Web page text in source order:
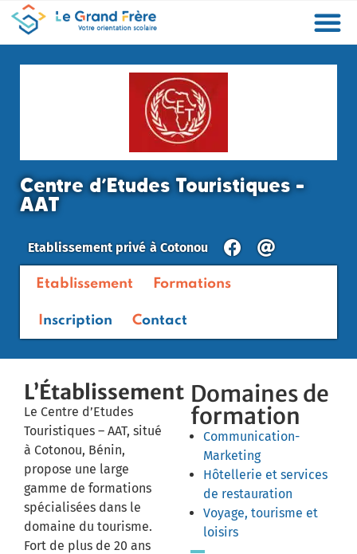
Centre d’Etudes Touristiques –
AAT
Etablissement privé àCotonou
Etablissement Formations
Inscription Contact
L’Établissement
Le Centre d’Etudes
Touristiques – AAT, situé
à Cotonou, Bénin,
propose une large
gamme de formations
spécialisées dans le
domaine du tourisme.
Fort de plus de 20 ans
Domaines de
formation
Communication-
Marketing
Hôtellerie et services
de restauration
Voyage, tourisme et
loisirs